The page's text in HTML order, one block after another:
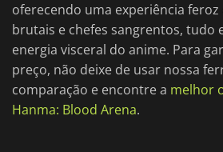
oferecendo uma experiência
brutais e chefes sangrentos, tudo
energia visceral do anime. Para
preço, não deixe de usar nossa
comparação e encontre a melhor
Hanma: Blood Arena.